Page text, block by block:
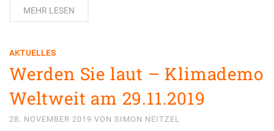
MEHR LESEN
AKTUELLES
Werden Sie laut – Klimademo
Weltweit am 29.11.2019
28. NOVEMBER 2019 VON SIMON NEITZEL